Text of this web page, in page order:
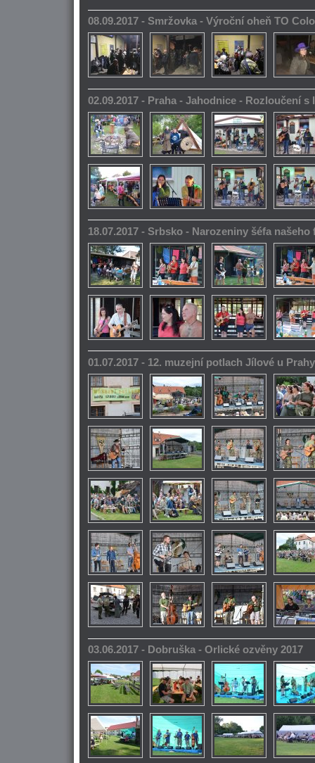
08.09.2017 - Smržovka - Výroční oheň TO
02.09.2017 - Praha - Jahodnice - Rozloučení s
18.07.2017 - Srbsko - Narozeniny šéfa našeho
01.07.2017 - 12. muzejní potlach Jílové u Prahy
03.06.2017 - Dobruška - Orlické ozvěny 2017